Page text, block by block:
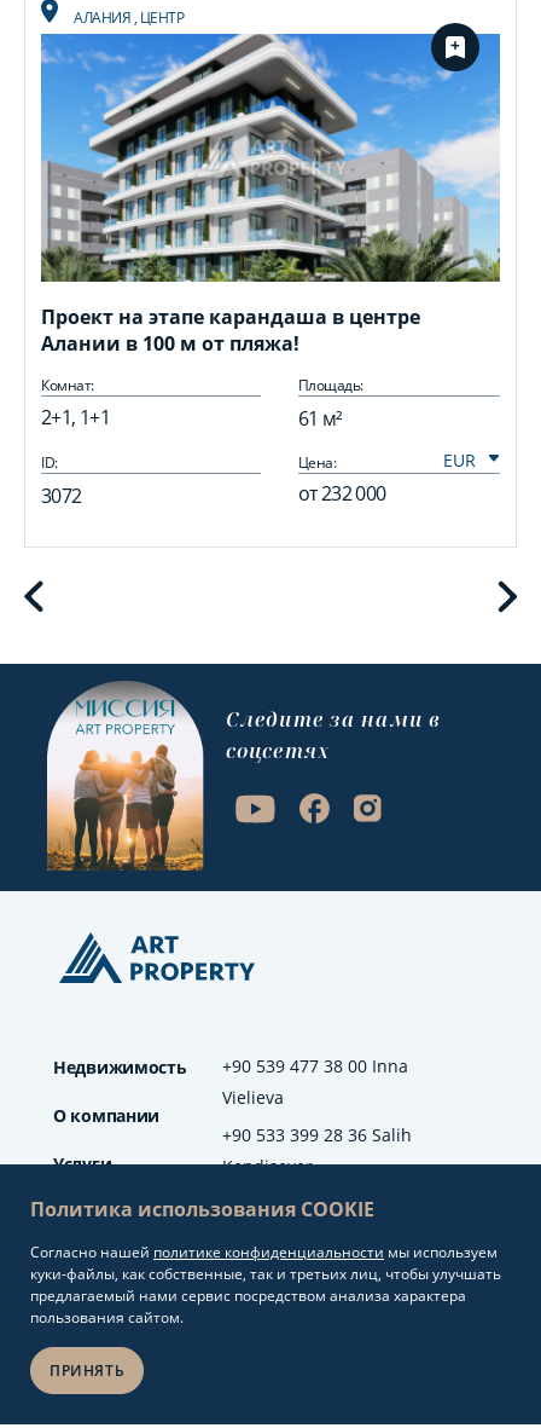
АЛАНИЯ, ЦЕНТР
Проект на этапе карандаша в центре
Алании в 100 м от пляжа!
Комнат:
2+1, 1+1
Площадь:
61 м²
ID:
3072
Цена:
от232 000
+90 539 477 38 00 Inna
Vielieva
+90 533 399 28 36 Salih
Kendisever
info@artproperty.net
Mahmutlar Mah.
Недвижимость
О компании
Услуги
Отзывы
Блог
Cледите за нами в
соцсетях
Политика использования COOKIE
Согласно нашей политике конфиденциальности мы используем
куки-файлы, как собственные, так и третьих лиц, чтобы улучшать
предлагаемый нами сервис посредством анализа характера
пользования сайтом.
ПРИНЯТЬ